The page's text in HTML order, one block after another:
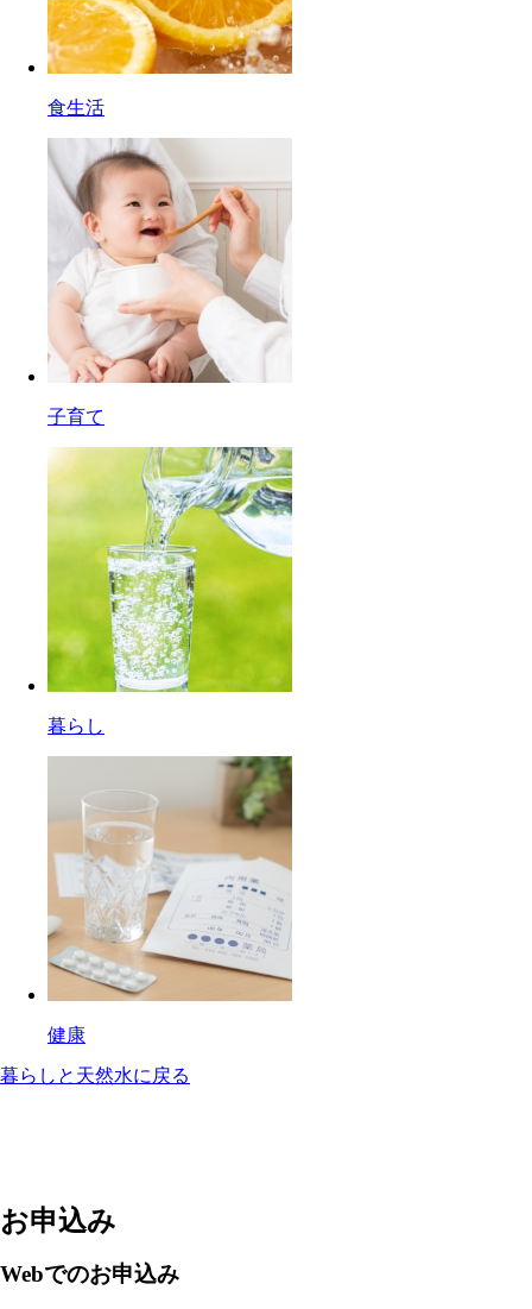
食生活
子育て
暮らし
健康
暮らしと天然水に戻る
お申込み
Webでのお申込み